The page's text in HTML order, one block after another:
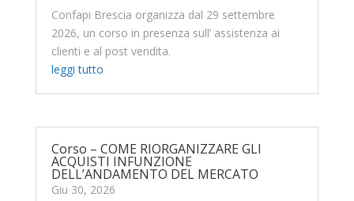
Confapi Brescia organizza dal 29 settembre
2026, un corso in presenza sull’ assistenza ai
clienti e al post vendita.
leggi tutto
Corso – COME RIORGANIZZARE GLI
ACQUISTI INFUNZIONE
DELL’ANDAMENTO DEL MERCATO
Giu 30, 2026